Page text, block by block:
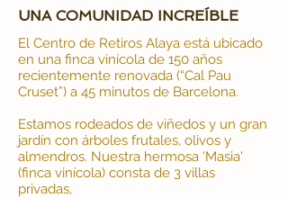
UNA COMUNIDAD INCREÍBLE
El Centro de Retiros Alaya está ubicado
en una finca vinícola de 150 años
recientemente renovada (“Cal Pau
Cruset”) a 45 minutos de Barcelona.
Estamos rodeados de viñedos y un gran
jardín con árboles frutales, olivos y
almendros. Nuestra hermosa 'Masia'
(finca vinícola) consta de 3 villas
privadas,